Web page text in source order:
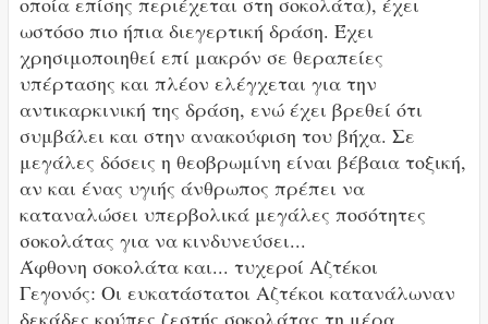
ωστόσο πιο ήπια διεγερτική δράση. Έχει
χρησιμοποιηθεί επί μακρόν σε θεραπείες
υπέρτασης και πλέον ελέγχεται για την
αντικαρκινική της δράση, ενώ έχει βρεθεί ότι
συμβάλει και στην ανακούφιση του βήχα. Σε
μεγάλες δόσεις η θεοβρωμίνη είναι βέβαια τοξική,
αν και ένας υγιής άνθρωπος πρέπει να
καταναλώσει υπερβολικά μεγάλες ποσότητες
σοκολάτας για να κινδυνεύσει...
Άφθονη σοκολάτα και... τυχεροί Αζτέκοι
Γεγονός: Οι ευκατάστατοι Αζτέκοι κατανάλωναν
δεκάδες κούπες ζεστής σοκολάτας τη μέρα